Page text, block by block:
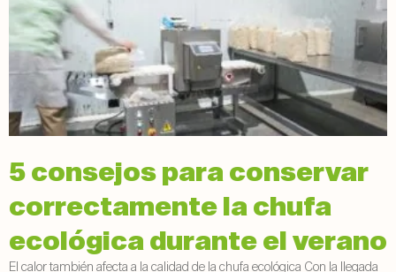
5 consejos para conservar
correctamente la chufa
ecológica durante el verano
El calor también afecta a la calidad de la chufa ecológica Con la llegada